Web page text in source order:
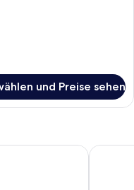
und Preise sehen